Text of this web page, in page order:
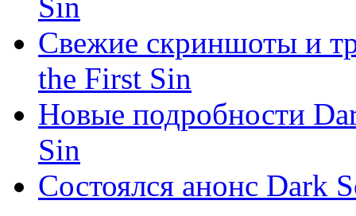
Sin
Свежие скриншоты и
the First Sin
Новые подробности
Sin
Состоялся анонс Dark